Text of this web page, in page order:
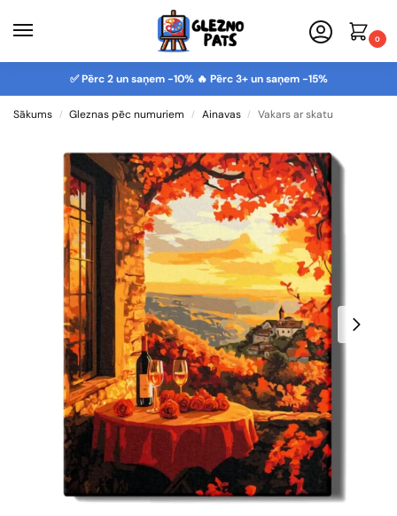
0
✅ Pērc 2 un saņem -10% 🔥 Pērc 3+ un saņem -15%
Sākums / Gleznas pēc numuriem / Ainavas / Vakars ar skatu